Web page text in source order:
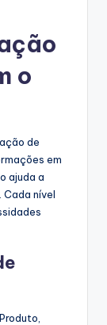
o
de
em
ajuda a
nível